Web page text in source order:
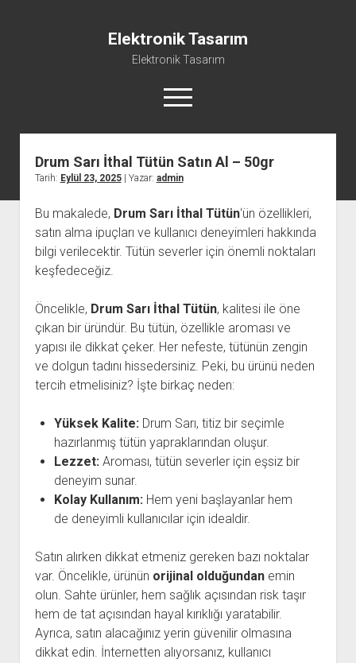
Elektronik Tasarım
Elektronik Tasarım
menüyü
aç
Instagram Gizli Hesap Görme Programsız
Reels Yorum Yükseltme Hilesi Bedava
Sayfa Listesi
Ücretsiz Şifresiz Tiktok Takipçi Hilesi
Drum Sarı İthal Tütün Satın Al – 50gr
Tarih: Eylül 23, 2025| Yazar: admin
Bu makalede, Drum Sarı İthal Tütün‘ün özellikleri,
satın alma ipuçları ve kullanıcı deneyimleri hakkında
bilgi verilecektir. Tütün severler için önemli noktaları
keşfedeceğiz.
Öncelikle, Drum Sarı İthal Tütün, kalitesi ile öne
çıkan bir üründür. Bu tütün, özellikle aroması ve
yapısı ile dikkat çeker. Her nefeste, tütünün zengin
ve dolgun tadını hissedersiniz. Peki, bu ürünü neden
tercih etmelisiniz? İşte birkaç neden:
Yüksek Kalite:Drum Sarı, titiz bir seçimle
hazırlanmış tütün yapraklarından oluşur.
Lezzet:Aroması, tütün severler için eşsiz bir
deneyim sunar.
Kolay Kullanım:Hem yeni başlayanlar hem
de deneyimli kullanıcılar için idealdir.
Satın alırken dikkat etmeniz gereken bazı noktalar
var. Öncelikle, ürünün orijinal olduğundanemin
olun. Sahte ürünler, hem sağlık açısından risk taşır
hem de tat açısından hayal kırıklığı yaratabilir.
Ayrıca, satın alacağınız yerin güvenilir olmasına
dikkat edin. İnternetten alıyorsanız, kullanıcı